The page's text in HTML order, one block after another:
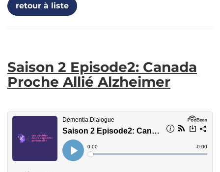
retour à liste
Saison 2 Episode2: Canada
Proche Allié Alzheimer